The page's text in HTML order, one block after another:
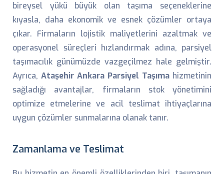
bireysel yükü büyük olan taşıma seçeneklerine
kıyasla, daha ekonomik ve esnek çözümler ortaya
çıkar. Firmaların lojistik maliyetlerini azaltmak ve
operasyonel süreçleri hızlandırmak adına, parsiyel
taşımacılık günümüzde vazgeçilmez hale gelmiştir.
Ayrıca, Ataşehir Ankara Parsiyel Taşıma hizmetinin
sağladığı avantajlar, firmaların stok yönetimini
optimize etmelerine ve acil teslimat ihtiyaçlarına
uygun çözümler sunmalarına olanak tanır.
Zamanlama ve Teslimat